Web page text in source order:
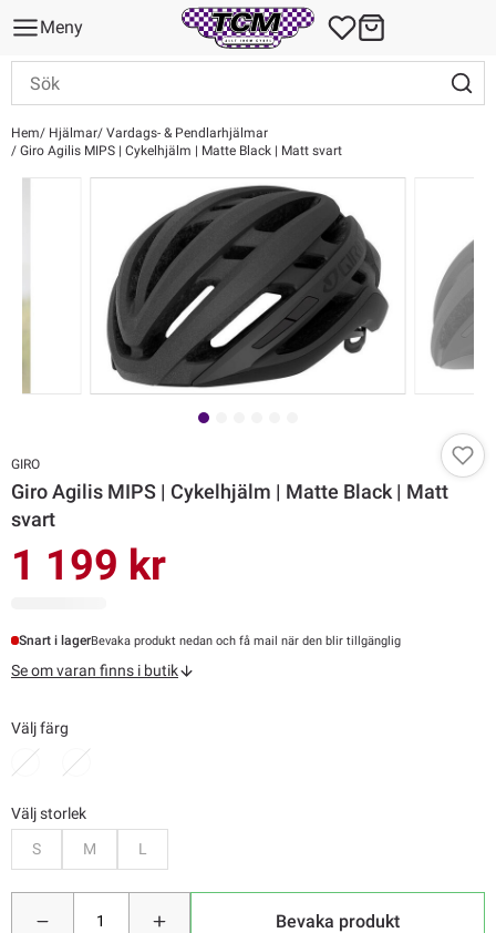
Meny
Hem Hjälmar Vardags- & Pendlarhjälmar
Giro Agilis MIPS | Cykelhjälm | Matte Black | Matt svart
GIRO
Giro Agilis MIPS | Cykelhjälm | Matte Black | Matt
svart
1 199 kr
Snart i lagerBevaka produkt nedan och få mail när den blir tillgänglig
Se om varan finns i butik
Välj färg
Välj storlek
S
M L
Bevaka produkt